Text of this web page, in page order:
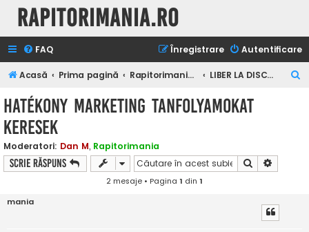
Rapitorimania.ro
FAQ Autentificare
Înregistrare
Acasă Prima pagină Rapitorimania.ro LIBER LA DISCUTII
Hatékony marketing tanfolyamokat
keresek
Moderatori: Dan M, Rapitorimania
Scrie răspuns Căutare
2 mesaje • Pagina 1 din 1
mania